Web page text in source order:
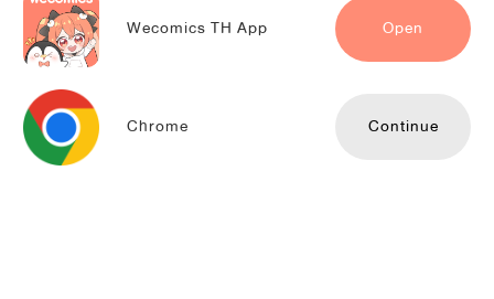
Wecomics TH App Open
Chrome Continue